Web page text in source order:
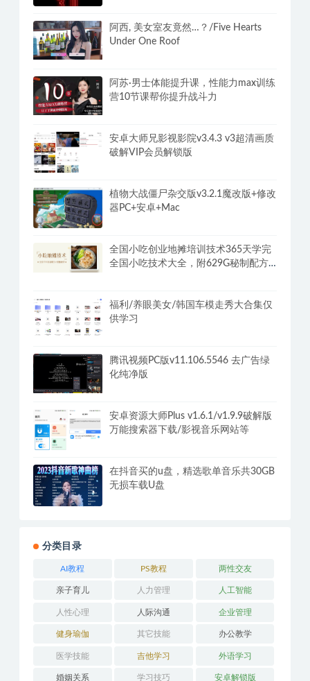
阿西, 美女室友竟然…？/Five Hearts
Under One Roof
阿苏·男士体能提升课，性能力max训练
营10节课帮你提升战斗力
安卓大师兄影视影院v3.4.3 v3超清画质
破解VIP会员解锁版
植物大战僵尸杂交版v3.2.1魔改版+修改
器PC+安卓+Mac
全国小吃创业地摊培训技术365天学完
全国小吃技术大全，附629G秘制配方
福利/养眼美女/韩国车模走秀大合集仅
供学习
腾讯视频PC版v11.106.5546 去广告绿
化纯净版
安卓资源大师Plus v1.6.1/v1.9.9破解版
万能搜索器下载/影视音乐网站等
在抖音买的u盘，精选歌单音乐共30GB
无损车载U盘
分类目录
AI教程 PS教程 两性交友
亲子育儿 人力管理 人工智能
人性心理 人际沟通 企业管理
健身瑜伽 其它技能 办公教学
医学技能 吉他学习 外语学习
婚姻关系 学习技巧 安卓解锁版